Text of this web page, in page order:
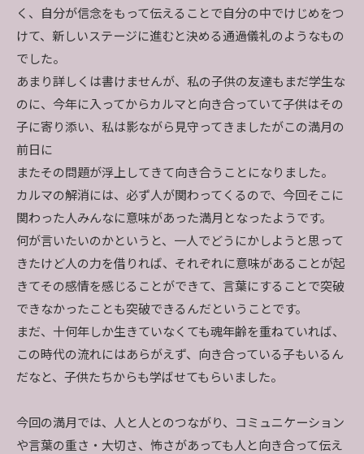
く、自分が信念をもって伝えることで自分の中でけじめをつ
けて、新しいステージに進むと決める通過儀礼のようなもの
でした。
あまり詳しくは書けませんが、私の子供の友達もまだ学生な
のに、今年に入ってからカルマと向き合っていて子供はその
子に寄り添い、私は影ながら見守ってきましたがこの満月の
前日に
またその問題が浮上してきて向き合うことになりました。
カルマの解消には、必ず人が関わってくるので、今回そこに
関わった人みんなに意味があった満月となったようです。
何が言いたいのかというと、一人でどうにかしようと思って
きたけど人の力を借りれば、それぞれに意味があることが起
きてその感情を感じることができて、言葉にすることで突破
できなかったことも突破できるんだということです。
まだ、十何年しか生きていなくても魂年齢を重ねていれば、
この時代の流れにはあらがえず、向き合っている子もいるん
だなと、子供たちからも学ばせてもらいました。
今回の満月では、人と人とのつながり、コミュニケーション
や言葉の重さ・大切さ、怖さがあっても人と向き合って伝え